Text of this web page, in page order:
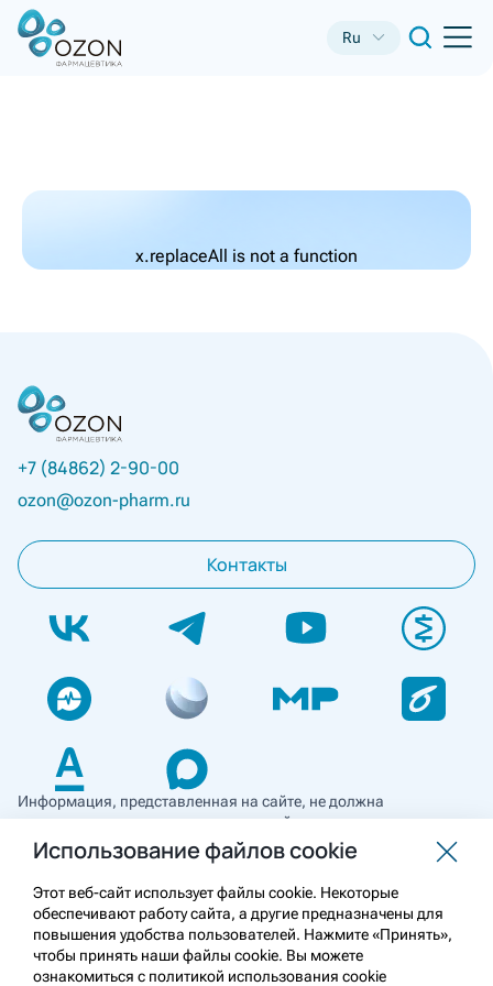
Ru
x.replaceAll is not a function
+7 (84862) 2-90-00
ozon@ozon-pharm.ru
Контакты
Информация, представленная на сайте, не должна
использоваться для самостоятельной диагностики и лечения
и не может служить заменой очной консультации врача. Перед
применением необходимо ознакомиться
с противопоказаниями препарата. Информация
о лекарственных средствах рецептурного отпуска
предназначена для медицинских и фармацевтических
работников.
Использование файлов cookie
Этот веб-сайт использует файлы cookie. Некоторые
обеспечивают работу сайта, а другие предназначены для
повышения удобства пользователей. Нажмите «Принять»,
чтобы принять наши файлы cookie. Вы можете
ознакомиться с политикой использования cookie